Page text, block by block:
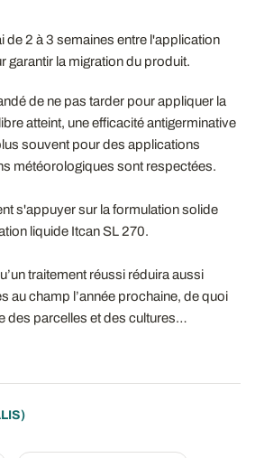
de 2 à 3 semaines entre l'application
garantir la migration du produit.
de ne pas tarder pour appliquer la
atteint, une efficacité antigerminative
souvent pour des applications
météorologiques sont respectées.
s'appuyer sur la formulation solide
liquide Itcan SL 270.
traitement réussi réduira aussi
au champ l’année prochaine, de quoi
des parcelles et des cultures…